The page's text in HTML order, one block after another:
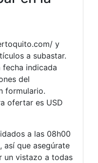
y
a subastar.
fecha indicada
del
formulario.
ofertar es USD
a las 08h00
así que asegúrate
un vistazo a todas